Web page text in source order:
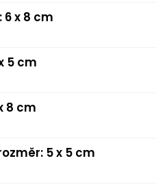
x 8 cm
5 cm
8 cm
5 x 5 cm